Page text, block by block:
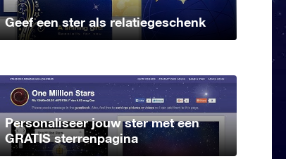
Geef een ster als relatiegeschenk
Personaliseer jouw ster met een
GRATIS sterrenpagina